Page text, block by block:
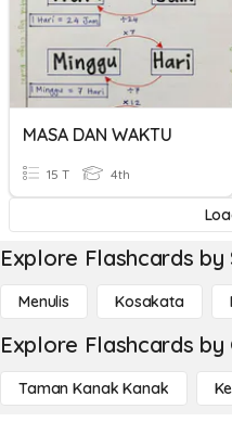
MASA DAN WAKTU
15 T 4th
Explore Flashcards by
Menulis Kosakata
Explore Flashcards by
Taman Kanak Kanak